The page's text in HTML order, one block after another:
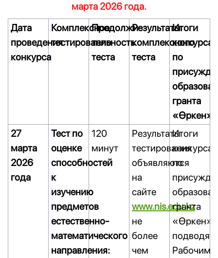
марта 2026 года.
Дата
проведения
конкурса
Комплексное
тестирование
Продолжи-
тельность
теста
Результаты
комплексного
теста
Итоги
конкурса
по
гранта
«Өркен»
27
марта
2026
года
Тест по
оценке
способностей
к
изучению
предметов
естественно-
математического
направления:
120
минут
Результаты
тестирования
объявляются
на
сайте
www.nis.edu.kz
не
более
чем
Итоги
конкурса
по
гранта
«Өркен»
Рабочим